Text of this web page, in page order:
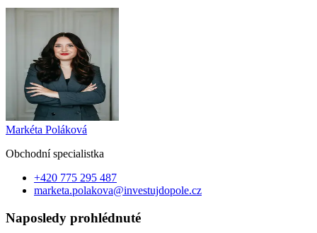
Markéta Poláková
Obchodní specialistka
+420 775 295 487
marketa.polakova@investujdopole.cz
Naposledy prohlédnuté